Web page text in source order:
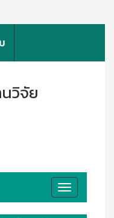
วิจัย
Toggle
navigation